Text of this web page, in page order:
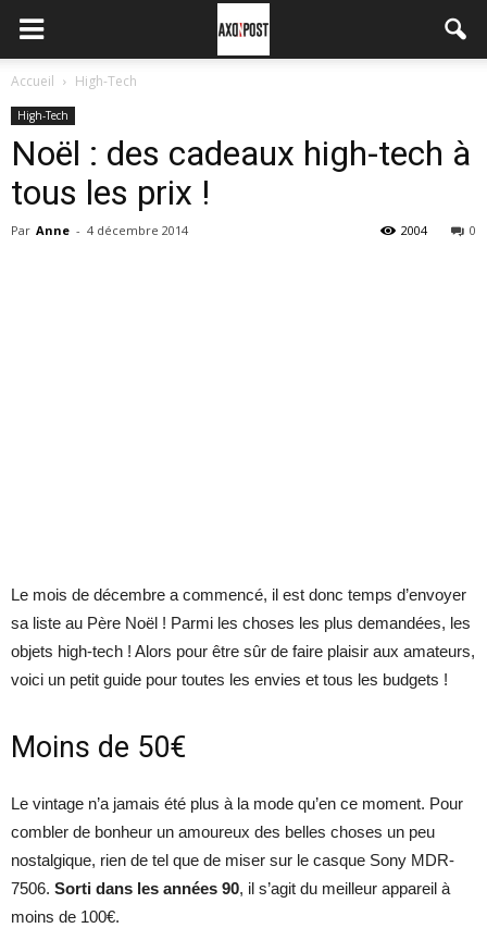
Accueil High-Tech
High-Tech
Noël : des cadeaux high-tech à
tous les prix !
Par Anne - 4 décembre 2014 0
2004
Le mois de décembre a commencé, il est donc temps d’envoyer
sa liste au Père Noël ! Parmi les choses les plus demandées, les
objets high-tech ! Alors pour être sûr de faire plaisir aux amateurs,
voici un petit guide pour toutes les envies et tous les budgets !
Moins de 50€
Le vintage n’a jamais été plus à la mode qu’en ce moment. Pour
combler de bonheur un amoureux des belles choses un peu
nostalgique, rien de tel que de miser sur le casque Sony MDR-
7506. Sorti dans les années 90, il s’agit du meilleur appareil à
moins de 100€.